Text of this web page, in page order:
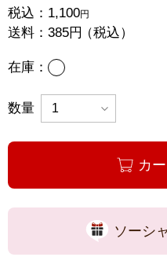
税込： 1,100円
送料： 385円（税込）
在庫： あり
数量
カ
ソーシ